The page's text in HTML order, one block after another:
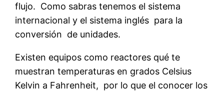
flujo. Como sabras tenemos el sistema
internacional y el sistema inglés para la
conversión de unidades.
Existen equipos como reactores qué te
muestran temperaturas en grados Celsius
Kelvin a Fahrenheit, por lo que el conocer los